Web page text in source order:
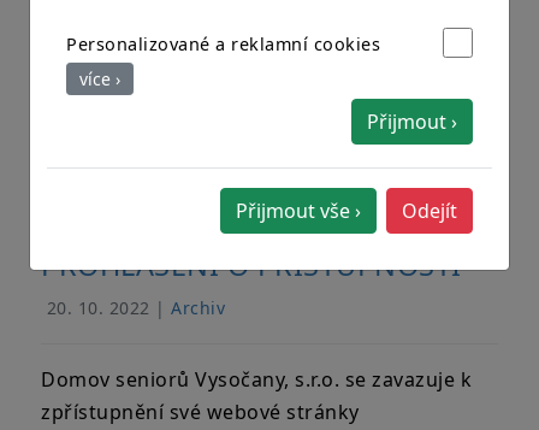
PROHLÁŠENÍ O PŘÍSTUPNOSTI
20. 10. 2022 |Archiv
Domov seniorů Vysočany, s.r.o. se zavazuje k
zpřístupnění své webové stránky
Personalizované a reklamní cookies
více ›
Přijmout ›
Přijmout vše › Odejít